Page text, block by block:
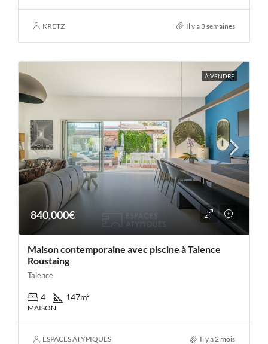
KRETZ Il y a 3 semaines
À VENDRE
840,000€
Maison contemporaine avec piscine à Talence
Roustaing
Talence
4 147m²
MAISON
ESPACES ATYPIQUES Il y a 2 mois